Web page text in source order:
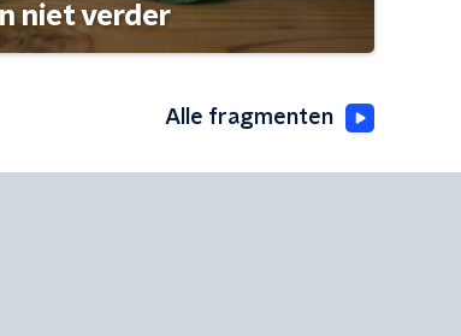
niet verder
Alle fragmenten